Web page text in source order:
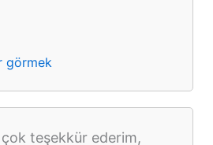
görmek
teşekkür ederim,